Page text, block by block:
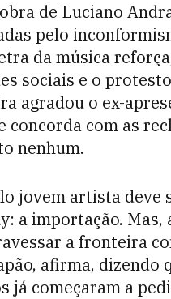
de Luciano
pelo
da música
sociais e o
agradou o ex-
concorda com as
nenhum.
jovem artista deve
a importação.
a fronteira
afirma,
já começaram a